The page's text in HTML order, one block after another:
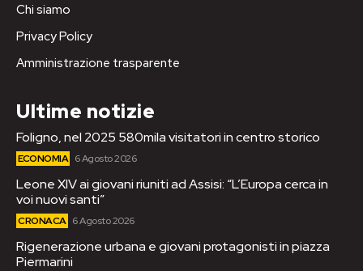
Chi siamo
Privacy Policy
Amministrazione trasparente
Ultime notizie
Foligno, nel 2025 580mila visitatori in centro storico
ECONOMIA 6 Agosto 2026
Leone XIV ai giovani riuniti ad Assisi: “L’Europa cerca in
voi nuovi santi”
CRONACA 6 Agosto 2026
Rigenerazione urbana e giovani protagonisti in piazza
Piermarini